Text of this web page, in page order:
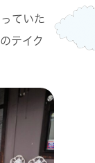
ていた
テイク